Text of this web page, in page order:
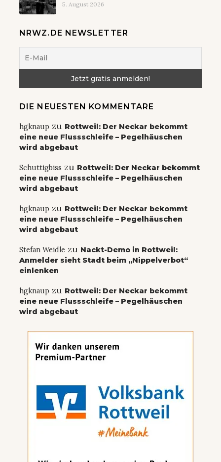
5. August 2026
NRWZ.DE NEWSLETTER
DIE NEUESTEN KOMMENTARE
hgknaup zu Rottweil: Der Neckar bekommt
eine neue Flussschleife – Pegelhäuschen
wird abgebaut
Schuttigbiss zu Rottweil: Der Neckar bekommt
eine neue Flussschleife – Pegelhäuschen
wird abgebaut
hgknaup zu Rottweil: Der Neckar bekommt
eine neue Flussschleife – Pegelhäuschen
wird abgebaut
Stefan Weidle zu Nackt-Demo in Rottweil:
Anmelder sieht Stadt beim „Nippelverbot“
einlenken
hgknaup zu Rottweil: Der Neckar bekommt
eine neue Flussschleife – Pegelhäuschen
wird abgebaut